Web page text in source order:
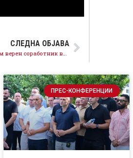
СЛЕДНА ОБЈАВА
ПРЕС-КОНФЕРЕНЦИИ